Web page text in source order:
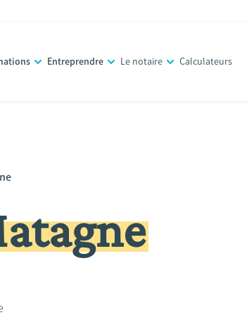
Entreprendre Le notaire Calculateurs